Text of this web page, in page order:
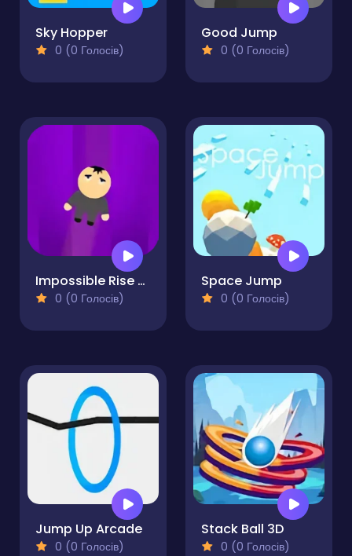
Sky Hopper
0 (0 Голосів)
Good Jump
0 (0 Голосів)
Impossible Rise - Jumps
0 (0 Голосів)
Space Jump
0 (0 Голосів)
Jump Up Arcade
0 (0 Голосів)
Stack Ball 3D
0 (0 Голосів)